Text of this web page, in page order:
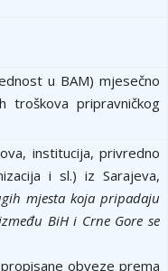
u BAM) mjesečno
troškova pripravničkog
institucija, privredno
i sl.) iz Sarajeva,
mjesta koja pripadaju
BiH i Crne Gore se
obveze prema